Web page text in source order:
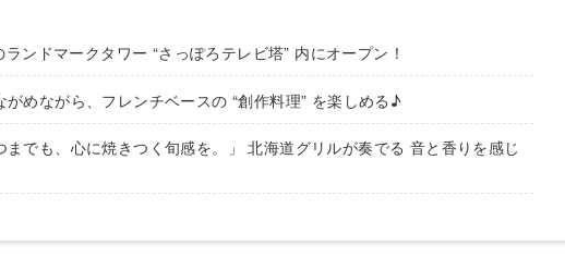
ンドマークタワー “さっぽろテレビ塔” 内にオープン！
がめながら、フレンチベースの “創作料理” を楽しめる♪
までも、心に焼きつく旬感を。」 北海道グリルが奏でる 音と香りを感じ